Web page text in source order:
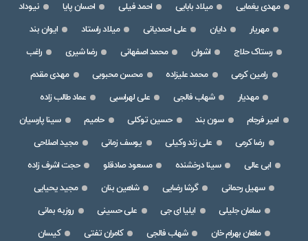
مهدی یغمایی
میلاد بابایی احمد فیلی احسان پایا
نیوداد
مهریار
دایان علی احمدیانی میلاد راستاد
ایوان بند
رستاک حلاج
اشوان محمد اصفهانی رضا شیری
راغب
رامین کرمی
محمد علیزاده محسن محبوبی
مهدی مقدم
مهدیار
شهاب فالجی علی لهراسبی
عماد طالب زاده
امیر فرجام
سون بند حسین توکلی حامیم
سینا پارسیان
رضا کرمی
علی زند وکیلی یوسف زمانی
مجید اصلاحی
ابی عالی
سینا درخشنده مسعود صادقلو
حجت اشرف زاده
سهیل رحمانی
گرشا رضایی شاهین بنان
مجید یحیایی
سامان جلیلی
ایلیا ای جی علی حسینی
روزبه بمانی
ماهان بهرام خان
شهاب فالجی کامران تفتی
کیسان